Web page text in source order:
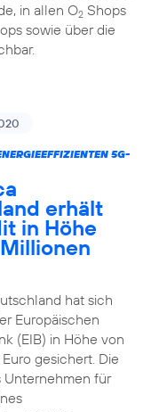
in allen O2Shops
sowie über die
5G-
erhält
in Höhe
hat sich
Europäischen
(EIB) in Höhe von
gesichert. Die
Unternehmen für